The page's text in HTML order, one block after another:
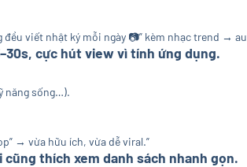
đều viết nhật ký mỗi ngày 📷” kèm nhạc trend →
cực hút view vì tính ứng dụng.
năng sống…).
→ vừa hữu ích, vừa dễ viral.”
thích xem danh sách nhanh gọn.